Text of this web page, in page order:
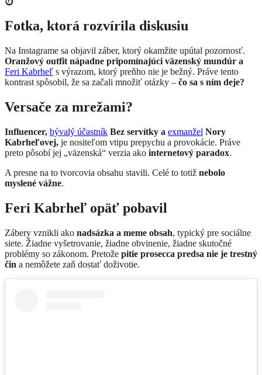
Fotka, ktorá rozvírila diskusiu
Na Instagrame sa objavil záber, ktorý okamžite upútal pozornosť.
Oranžový outfit nápadne pripomínajúci väzenský mundúr a
Feri Kabrheľ s výrazom, ktorý preňho nie je bežný. Práve tento
kontrast spôsobil, že sa začali množiť otázky – čo sa s ním deje?
Versače za mrežami?
Influencer, bývalý účastník Bez servítky a exmanžel Nory
Kabrheľovej, je nositeľom vtipu prepychu a provokácie. Práve
preto pôsobí jej „väzenská“ verzia ako internetový paradox.
A presne na to tvorcovia obsahu stavili. Celé to totiž nebolo
myslené vážne.
Feri Kabrheľ opäť pobavil
Zábery vznikli ako nadsázka a meme obsah, typický pre sociálne
siete. Žiadne vyšetrovanie, žiadne obvinenie, žiadne skutočné
problémy so zákonom. Pretože pitie prosecca predsa nie je trestný
čin a nemôžete zaň dostať doživotie.